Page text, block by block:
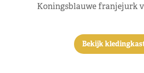
Koningsblauwe franjejurk
Bekijk